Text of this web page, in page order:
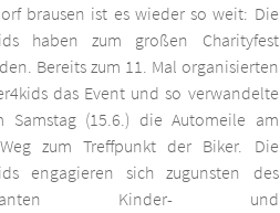
brausen ist es wieder so weit: Die
haben zum großen Charityfest
Bereits zum 11. Mal organisierten
das Event und so verwandelte
Samstag (15.6.) die Automeile am
zum Treffpunkt der Biker. Die
engagieren sich zugunsten des
Kinder- und